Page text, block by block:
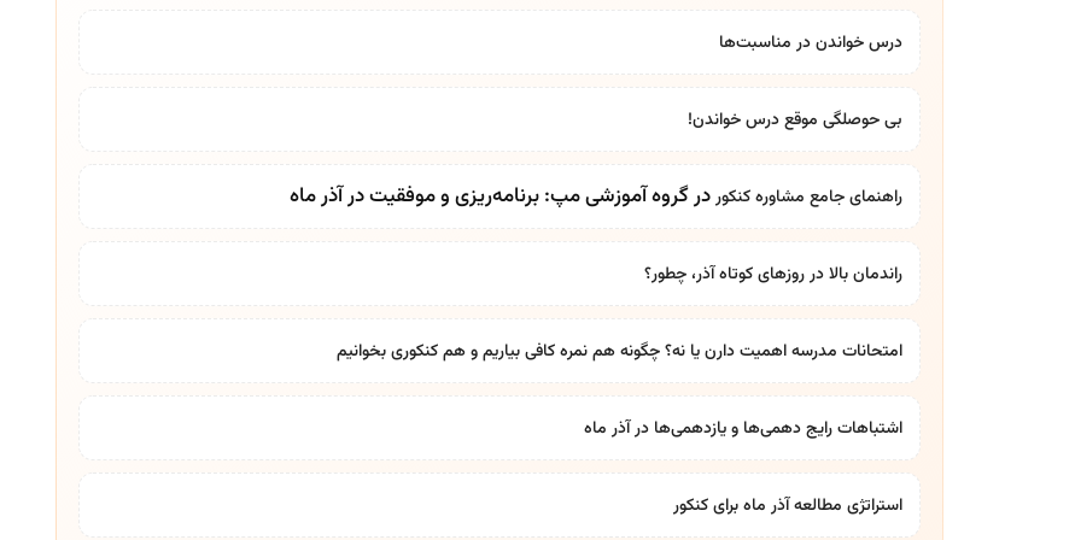
درس خواندن در مناسبت‌ها
بی حوصلگی موقع درس خواندن!
راهنمای جامع مشاوره کنکوردر گروه آموزشی مپ: برنامه‌ریزی و موفقیت در آذر ماه
راندمان بالا در روزهای کوتاه آذر، چطور؟
امتحانات مدرسه اهمیت دارن یا نه؟ چگونه هم نمره کافی بیاریم و هم کنکوری بخوانیم
اشتباهات رایج دهمی‌ها و یازدهمی‌ها در آذر ماه
استراتژی مطالعه آذر ماه برای کنکور